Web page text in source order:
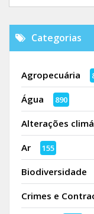
Categorias
Agropecuária
Água 890
Alterações
Ar 155
Biodiversidade
Crimes e